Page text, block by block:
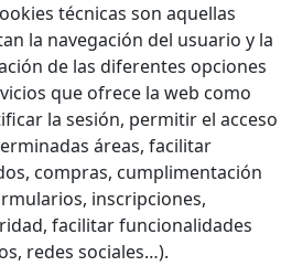
técnicas son aquellas
la navegación del usuario y la
de las diferentes opciones
que ofrece la web como
la sesión, permitir el acceso
áreas, facilitar
compras, cumplimentación
inscripciones,
facilitar funcionalidades
redes sociales…).